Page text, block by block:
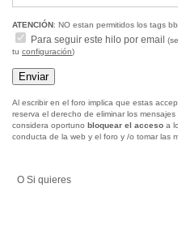
ATENCIÓN: NO estan permitidos los tags
Para seguir este hilo por email
tu configuración)
Al escribir en el foro implica que estas
reserva el derecho de eliminar los
considera oportuno bloquear el acceso a
conducta de la web y el foro y /o tomar las
O Si quieres